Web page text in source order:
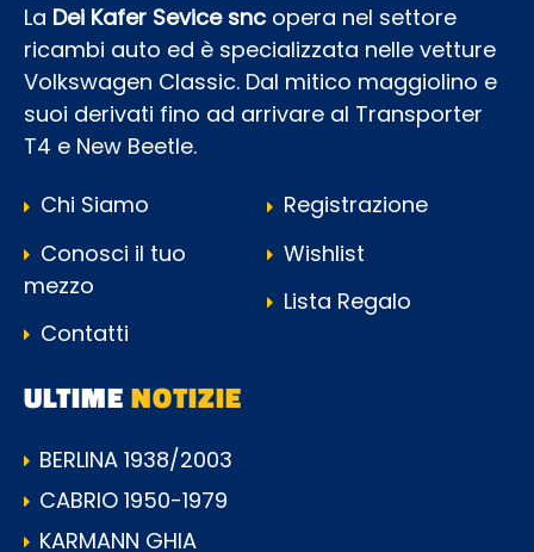
La Dei Kafer Sevice snc opera nel settore
ricambi auto ed è specializzata nelle vetture
Volkswagen Classic. Dal mitico maggiolino e
suoi derivati fino ad arrivare al Transporter
T4 e New Beetle.
Chi Siamo
Conosci il tuo
mezzo
Contatti
Registrazione
Wishlist
Lista Regalo
ULTIMENOTIZIE
BERLINA 1938/2003
CABRIO 1950-1979
KARMANN GHIA